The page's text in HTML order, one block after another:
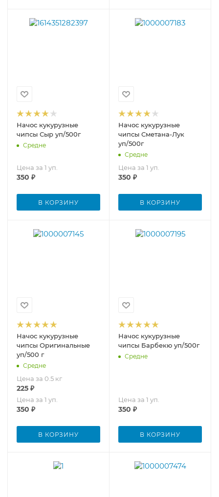
Начос кукурузные
чипсы Сыр уп/500г
Средне
Цена за 1 уп.
350 ₽
В КОРЗИНУ
Начос кукурузные
чипсы Сметана-Лук
уп/500г
Средне
Цена за 1 уп.
350 ₽
В КОРЗИНУ
Начос кукурузные
чипсы Оригинальные
уп/500 г
Средне
Цена за 0.5 кг
225 ₽
Цена за 1 уп.
350 ₽
В КОРЗИНУ
Начос кукурузные
чипсы Барбекю уп/500г
Средне
Цена за 1 уп.
350 ₽
В КОРЗИНУ